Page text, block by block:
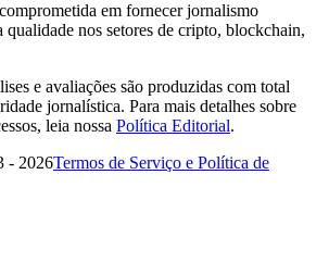
em fornecer jornalismo
qualidade nos setores de cripto, blockchain,
e avaliações são produzidas com total
jornalística. Para mais detalhes sobre
leia nossa Política Editorial.
- 2026Termos de Serviço e Política de